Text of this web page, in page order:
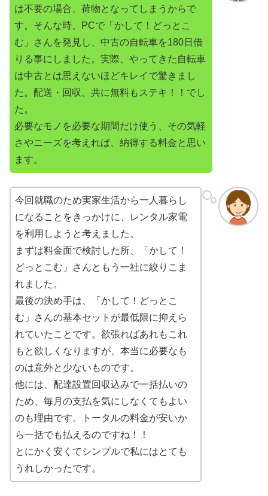
は不要の場合、荷物となってしまうからで
す。そんな時、PCで「かして！どっとこ
む」さんを発見し、中古の自転車を180日借
りる事にしました。実際、やってきた自転車
は中古とは思えないほどキレイで驚きまし
た。配送・回収、共に無料もステキ！！でし
た。
必要なモノを必要な期間だけ使う、その気軽
さやニーズを考えれば、納得する料金と思い
ます。
今回就職のため実家生活から一人暮らし
になることをきっかけに、レンタル家電
を利用しようと考えました。
まずは料金面で検討した所、「かして！
どっとこむ」さんともう一社に絞りこま
れました。
最後の決め手は、「かして！どっとこ
む」さんの基本セットが最低限に抑えら
れていたことです。欲張ればあれもこれ
もと欲しくなりますが、本当に必要なも
のは意外と少ないものです。
他には、配達設置回収込みで一括払いの
ため、毎月の支払を気にしなくてもよい
のも理由です。トータルの料金が安いか
ら一括でも払えるのですね！！
とにかく安くてシンプルで私にはとても
うれしかったです。